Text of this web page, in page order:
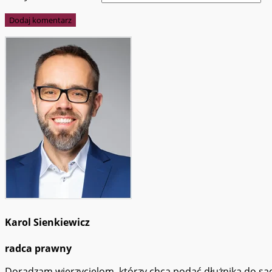
Karol Sienkiewicz
radca prawny